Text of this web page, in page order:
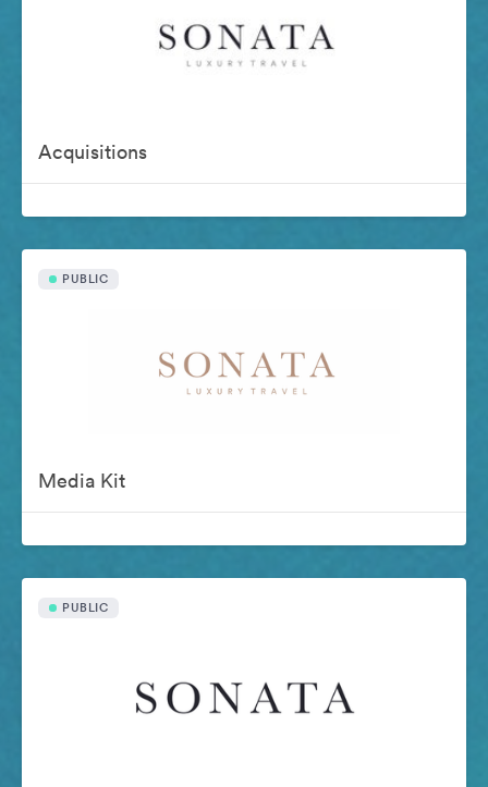
Acquisitions
PUBLIC
Media Kit
PUBLIC